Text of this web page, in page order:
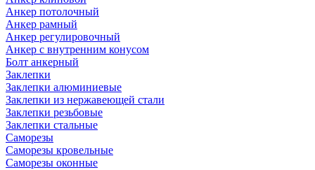
Анкер потолочный
Анкер рамный
Анкер регулировочный
Анкер с внутренним конусом
Болт анкерный
Заклепки
Заклепки алюминиевые
Заклепки из нержавеющей стали
Заклепки резьбовые
Заклепки стальные
Саморезы
Саморезы кровельные
Саморезы оконные